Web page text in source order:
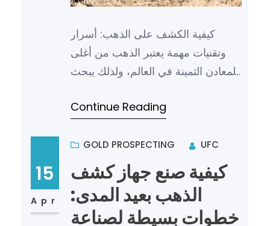
كيفية الكشف على الذهب: أسرار
وتقنيات مهمة يعتبر الذهب من أغلى
المعادن الثمينة في العالم، ولذلك يبحث
Continue Reading
15
Apr
GOLD PROSPECTING UFC
كيفية صنع جهاز كشف
الذهب بعيد المدى:
خطوات بسيطة لصناعة